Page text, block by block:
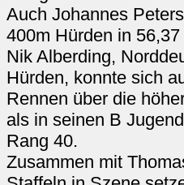
Auch Johannes
400m Hürden in
Nik Alberding,
Hürden, konnte sich
Rennen über die
als in seinen B
Rang 40.
Zusammen mit